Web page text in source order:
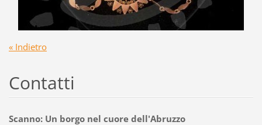
« Indietro
Contatti
Scanno: Un borgo nel cuore dell'Abruzzo